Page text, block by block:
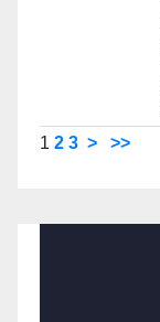
1 2 3 > >>